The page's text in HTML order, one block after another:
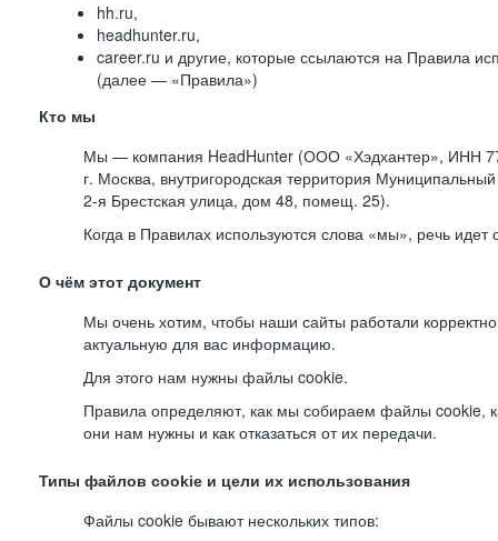
hh.ru,
headhunter.ru,
career.ru и другие, которые ссылаются на Правила
(далее — «Правила»)
Кто мы
Мы — компания HeadHunter (ООО «Хэдхантер», ИНН
г. Москва, внутригородская территория Муниципальный
2-я Брестская улица, дом 48, помещ. 25).
Когда в Правилах используются слова «мы», речь
О чём этот документ
Мы очень хотим, чтобы наши сайты работали
актуальную для вас информацию.
Для этого нам нужны файлы cookie.
Правила определяют, как мы собираем файлы cookie,
они нам нужны и как отказаться от их передачи.
Типы файлов cookie и цели их использования
Файлы cookie бывают нескольких типов: